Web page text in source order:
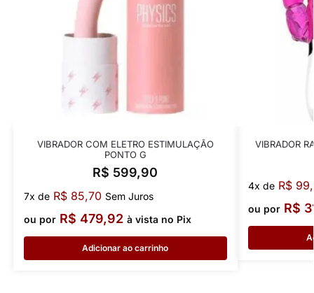
VIBRADOR COM ELETRO ESTIMULAÇÃO
PONTO G
R$ 599,90
7x de R$85,70 Sem Juros
ou por R$ 479,92 à vista no Pix
Adicionar ao carrinho
VIBRADOR
4x de R$
ou por R$